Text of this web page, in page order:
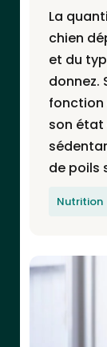
La
chien
et du
donnez.
fonction
son état
de poils
Nutrition